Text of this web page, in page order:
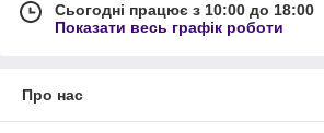
Сьогодні працює з 10:00 до 18:00
Показати весь графік роботи
Про нас